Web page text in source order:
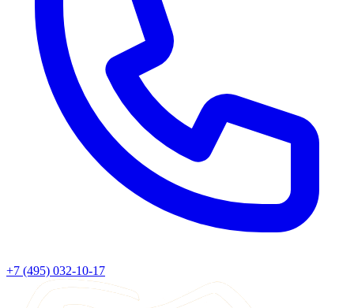
+7 (495) 032-10-17